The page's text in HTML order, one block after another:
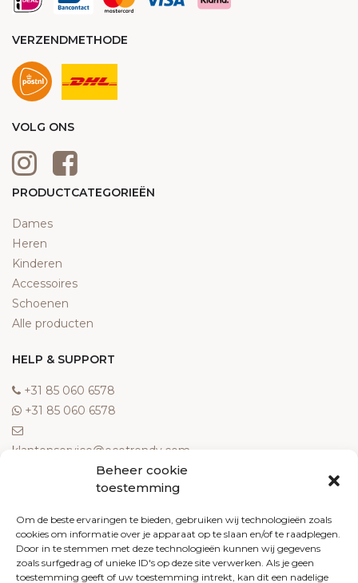
Beheer cookie
toestemming
Om de beste ervaringen te bieden, gebruiken wij technologieën zoals
cookies om informatie over je apparaat op te slaan en/of te raadplegen.
Door in te stemmen met deze technologieën kunnen wij gegevens
zoals surfgedrag of unieke ID's op deze site verwerken. Als je geen
toestemming geeft of uw toestemming intrekt, kan dit een nadelige
VERZENDMETHODE
VOLG ONS
PRODUCTCATEGORIEËN
Dames
Heren
Kinderen
Accessoires
Schoenen
Alle producten
HELP & SUPPORT
‎+31 85 060 6578
‎+31 85 060 6578
klantenservice@ecotrendy.com
Meest gestelde vragen
Contact
Algemene voorwaarden
Retourneren